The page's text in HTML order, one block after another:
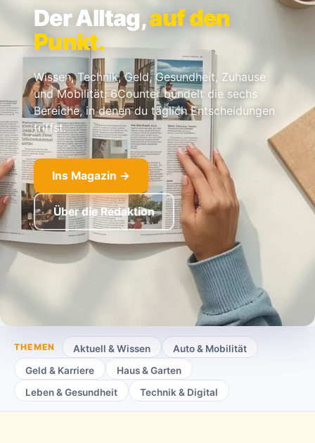
Der Alltag,auf den
Punkt.
Wissen, Technik, Geld, Gesundheit, Zuhause
und Mobilität: 6Counter bündelt die sechs
Bereiche, in denen du täglich Entscheidungen
triffst.
Ins Magazin →
Über die Redaktion
THEMEN Aktuell & Wissen
Auto & Mobilität
Geld & Karriere
Haus & Garten
Leben & Gesundheit
Technik & Digital